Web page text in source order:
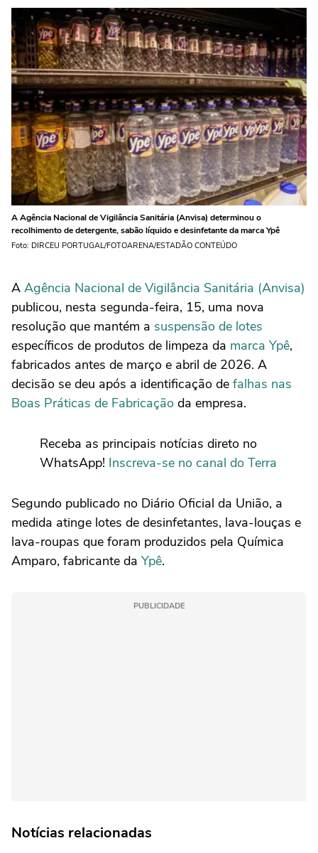
A Agência Nacional de Vigilância Sanitária (Anvisa) determinou o
recolhimento de detergente, sabão líquido e desinfetante da marca Ypê
Foto: DIRCEU PORTUGAL/FOTOARENA/ESTADÃO CONTEÚDO
A Agência Nacional de Vigilância Sanitária (Anvisa)
publicou, nesta segunda-feira, 15, uma nova
resolução que mantém a suspensão de lotes
específicos de produtos de limpeza da marca Ypê,
fabricados antes de março e abril de 2026. A
decisão se deu após a identificação de falhas nas
Boas Práticas de Fabricação da empresa.
Receba as principais notícias direto no
WhatsApp! Inscreva-se no canal do Terra
Segundo publicado no Diário Oficial da União, a
medida atinge lotes de desinfetantes, lava-louças e
lava-roupas que foram produzidos pela Química
Amparo, fabricante da Ypê.
PUBLICIDADE
Notícias relacionadas